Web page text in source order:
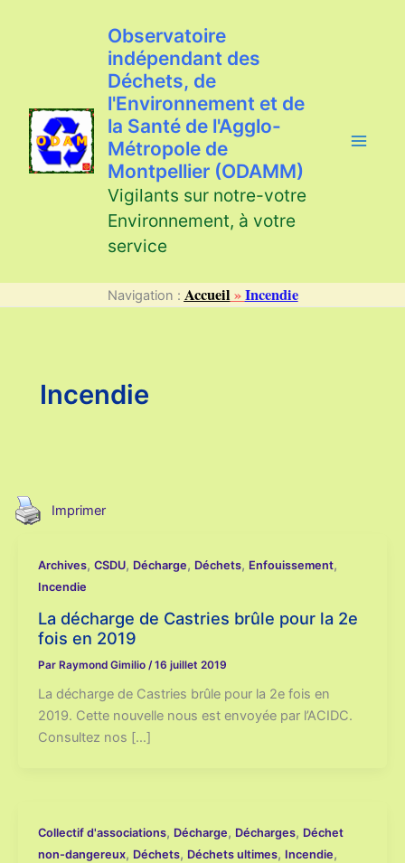
Observatoire
indépendant des
Déchets, de
l'Environnement et de
la Santé de l'Agglo-
Métropole de
Montpellier (ODAMM)
Vigilants sur notre-votre
Environnement, à votre
service
Navigation : Accueil »Incendie
Incendie
Imprimer
Archives, CSDU, Décharge, Déchets, Enfouissement,
Incendie
La décharge de Castries brûle pour la 2e
fois en 2019
Par Raymond Gimilio /16 juillet 2019
La décharge de Castries brûle pour la 2e fois en
2019. Cette nouvelle nous est envoyée par l’ACIDC.
Consultez nos […]
Collectif d'associations, Décharge, Décharges, Déchet
non-dangereux, Déchets, Déchets ultimes, Incendie,